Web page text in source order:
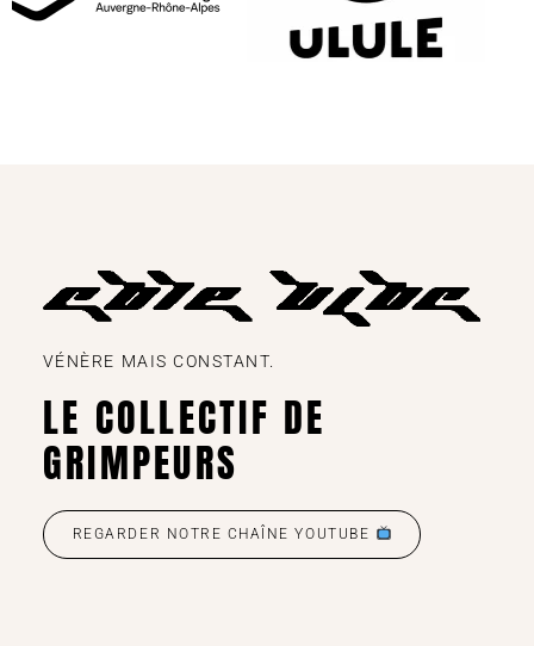
VÉNÈRE MAIS CONSTANT.
LE COLLECTIF DE
GRIMPEURS
REGARDER NOTRE CHAÎNE YOUTUBE